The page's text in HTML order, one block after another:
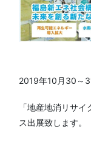
2019年10月30～
「地産地消リサ
ス出展致します。